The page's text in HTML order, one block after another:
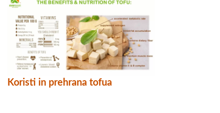
Koristi in prehrana tofua